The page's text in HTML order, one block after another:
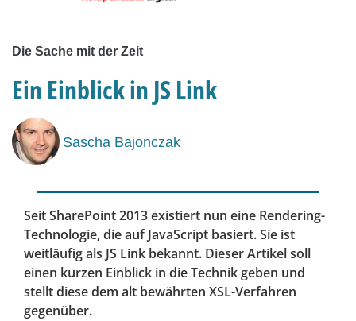
Die Sache mit der Zeit
Ein Einblick in JS Link
Sascha Bajonczak
Seit SharePoint 2013 existiert nun eine Rendering-
Technologie, die auf JavaScript basiert. Sie ist
weitläufig als JS Link bekannt. Dieser Artikel soll
einen kurzen Einblick in die Technik geben und
stellt diese dem alt bewährten XSL-Verfahren
gegenüber.